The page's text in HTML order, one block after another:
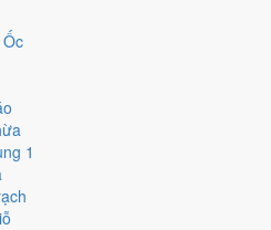
1
Bát Tú, Hoàng Đạo - Hắc Đạo và
Bảng ngày khai trương cả năm
ngày nào nên
lý sao?
rơi vào
nhiều yếu tố xấu cùng lúc.
hay động thổ.